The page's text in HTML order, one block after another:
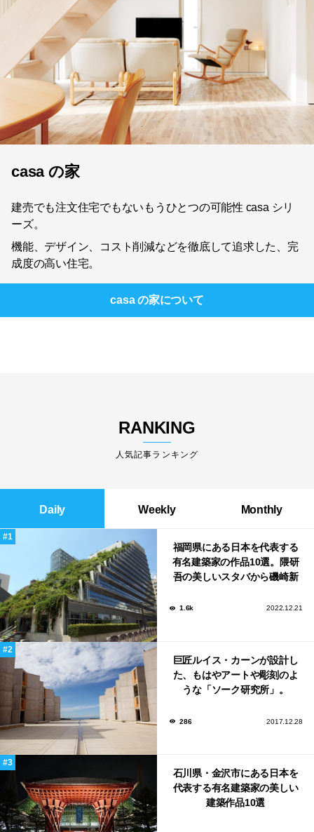
casa の家
建売でも注文住宅でもないもうひとつの可能性 casa シリ
ーズ。
機能、デザイン、コスト削減などを徹底して追求した、完
成度の高い住宅。
casa の家について
RANKING
人気記事ランキング
Daily Weekly Monthly
福岡県にある日本を代表する
有名建築家の作品10選。隈研
吾の美しいスタバから磯崎新
1.6k 2022.12.21
巨匠ルイス・カーンが設計し
た、もはやアートや彫刻のよ
うな「ソーク研究所」。
286 2017.12.28
石川県・金沢市にある日本を
代表する有名建築家の美しい
建築作品10選